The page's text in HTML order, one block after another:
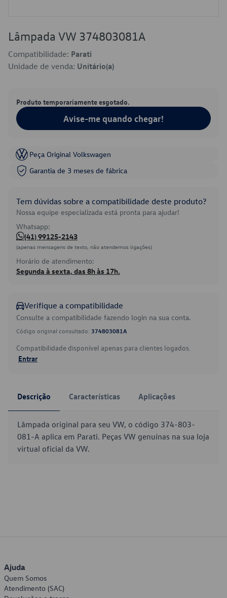
Lâmpada VW 374803081A
Compatibilidade: Parati
Unidade de venda: Unitário(a)
Produto temporariamente esgotado.
Avise-me quando chegar!
Peça Original Volkswagen
Garantia de 3 meses de fábrica
Tem dúvidas sobre a compatibilidade deste produto?
Nossa equipe especializada está pronta para ajudar!
Whatsapp:
(41) 99125-2143
(apenas mensagens de texto, não atendemos ligações)
Horário de atendimento:
Segunda à sexta, das 8h às 17h.
Verifique a compatibilidade
Consulte a compatibilidade fazendo login na sua conta.
Código original consultado: 374803081A
Compatibilidade disponível apenas para clientes logados.
Entrar
Descrição Características Aplicações
Lâmpada original para seu VW, o código 374-803-
081-A aplica em Parati. Peças VW genuínas na sua loja
virtual oficial da VW.
Ajuda
Quem Somos
Atendimento (SAC)